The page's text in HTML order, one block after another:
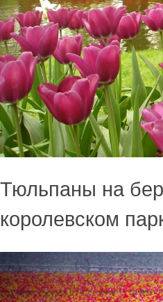
Тюльпаны на
королевском